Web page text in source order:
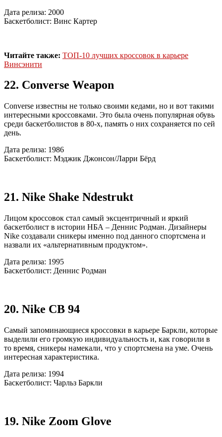
Дата релиза: 2000
Баскетболист: Винс Картер
Читайте также: ТОП-10 лучших кроссовок в карьере
Винсэнити
22. Converse Weapon
Converse известны не только своими кедами, но и вот такими
интересными кроссовками. Это была очень популярная обувь
среди баскетболистов в 80-х, память о них сохраняется по сей
день.
Дата релиза: 1986
Баскетболист: Мэджик Джонсон/Ларри Бёрд
21. Nike Shake Ndestrukt
Лицом кроссовок стал самый эксцентричный и яркий
баскетболист в истории НБА – Деннис Родман. Дизайнеры
Nike создавали сникеры именно под данного спортсмена и
назвали их «альтернативным продуктом».
Дата релиза: 1995
Баскетболист: Деннис Родман
20. Nike CB 94
Самый запоминающиеся кроссовки в карьере Баркли, которые
выделили его громкую индивидуальность и, как говорили в
то время, сникеры намекали, что у спортсмена на уме. Очень
интересная характеристика.
Дата релиза: 1994
Баскетболист: Чарльз Баркли
19. Nike Zoom Glove